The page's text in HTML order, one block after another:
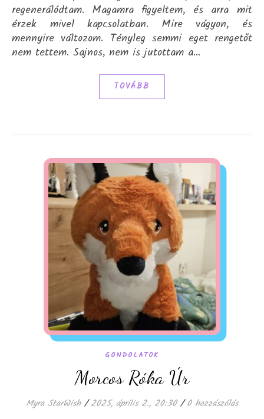
regenerálódtam. Magamra figyeltem, és arra mit
érzek mivel kapcsolatban. Mire vágyon, és
mennyire változom. Tényleg semmi eget rengetőt
nem tettem. Sajnos, nem is jutottam a…
TOVÁBB
GONDOLATOK
Morcos Róka Úr
Myra StarWish / 2025, április 2., 20:30 / 0 hozzászólás